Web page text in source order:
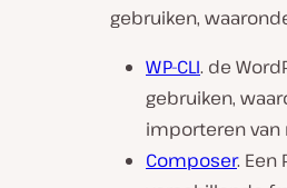
gebruiken,
WP-CLI. de
gebruiken,
importeren
Composer. Een